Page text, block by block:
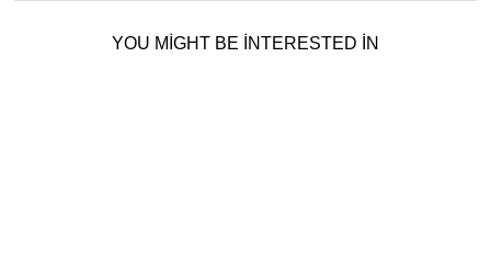
YOU MIGHT BE INTERESTED IN